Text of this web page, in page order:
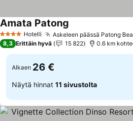
4 Tähtiluokitus
Hotelli Askeleen päässä Patong
Amata Patong
8,3 Erittäin hyvä 15 822 0.6 km
Alkaen 26 €
Näytä hinnat 11 sivustolta